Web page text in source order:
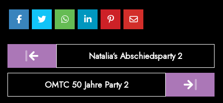
Post
navigation
Natalia‘s Abschiedsparty 2
OMTC 50 Jahre Party 2